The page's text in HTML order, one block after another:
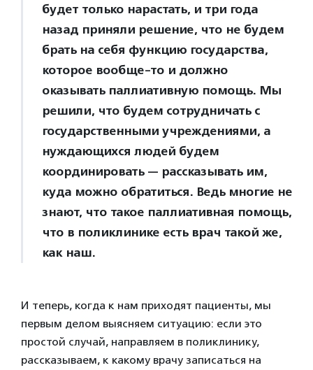
будет только нарастать, и три года
назад приняли решение, что не будем
брать на себя функцию государства,
которое вообще-то и должно
оказывать паллиативную помощь. Мы
решили, что будем сотрудничать с
государственными учреждениями, а
нуждающихся людей будем
координировать — рассказывать им,
куда можно обратиться. Ведь многие не
знают, что такое паллиативная помощь,
что в поликлинике есть врач такой же,
как наш.
И теперь, когда к нам приходят пациенты, мы
первым делом выясняем ситуацию: если это
простой случай, направляем в поликлинику,
рассказываем, к какому врачу записаться на